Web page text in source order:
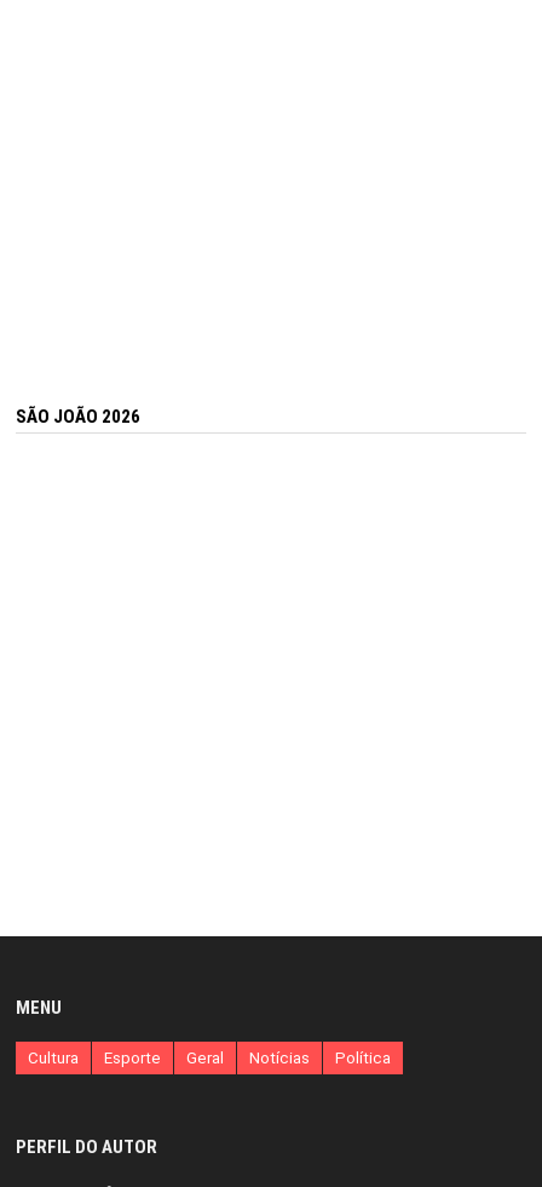
SÃO JOÃO 2026
MENU
Cultura Esporte Geral Notícias Política
PERFIL DO AUTOR